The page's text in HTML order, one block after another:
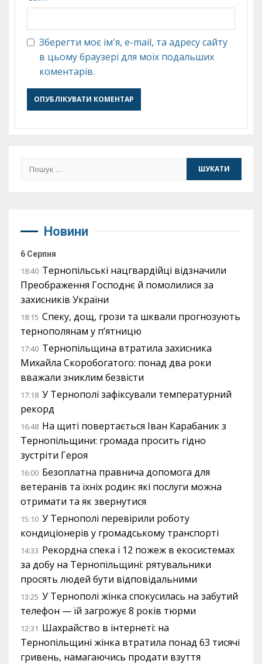
Зберегти моє ім'я, e-mail, та адресу сайту
в цьому браузері для моїх подальших
коментарів.
Пошук:
Новини
6 Серпня
18:40 Тернопільські нацгвардійці відзначили
Преображення Господнє й помолилися за
захисників України
18:15 Спеку, дощ, грози та шквали прогнозують
тернополянам у п’ятницю
17:40 Тернопільщина втратила захисника
Михайла Скоробогатого: понад два роки
вважали зниклим безвісти
17:18 У Тернополі зафіксували температурний
рекорд
16:48 На щиті повертається Іван Карабаник з
Тернопільщини: громада просить гідно
зустріти Героя
16:00 Безоплатна правнича допомога для
ветеранів та їхніх родин: які послуги можна
отримати та як звернутися
15:10 У Тернополі перевірили роботу
кондиціонерів у громадському транспорті
14:33 Рекордна спека і 12 пожеж в екосистемах
за добу на Тернопільщині: рятувальники
просять людей бути відповідальними
13:25 У Тернополі жінка спокусилась на забутий
телефон — їй загрожує 8 років тюрми
12:31 Шахрайство в інтернеті: на
Тернопільщині жінка втратила понад 63 тисячі
гривень, намагаючись продати взуття